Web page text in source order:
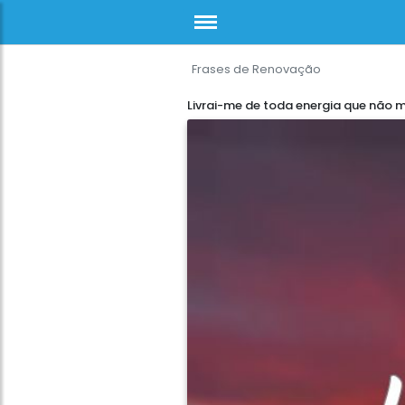
Frases de Renovação
Livrai-me de toda energia que não